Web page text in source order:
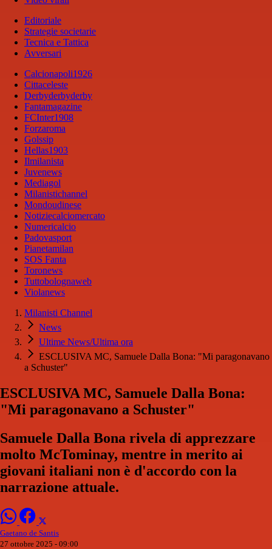
Editoriale
Strategie societarie
Tecnica e Tattica
Avversari
Calcionapoli1926
Cittaceleste
Derbyderbyderby
Fantamagazine
FCInter1908
Forzaroma
Golssip
Hellas1903
Ilmilanista
Juvenews
Mediagol
Milanistichannel
Mondoudinese
Notiziecalciomercato
Numericalcio
Padovasport
Pianetamilan
SOS Fanta
Toronews
Tuttobolognaweb
Violanews
Milanisti Channel
News
Ultime News/Ultima ora
ESCLUSIVA MC, Samuele Dalla Bona: "Mi paragonavano
a Schuster"
ESCLUSIVA MC, Samuele Dalla Bona:
"Mi paragonavano a Schuster"
Samuele Dalla Bona rivela di apprezzare
molto McTominay, mentre in merito ai
giovani italiani non è d'accordo con la
narrazione attuale.
Gaetano de Santis
27 ottobre 2025 - 09:00